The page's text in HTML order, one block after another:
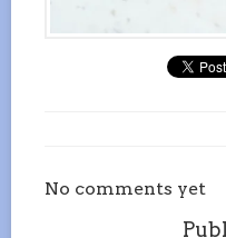
No comments yet